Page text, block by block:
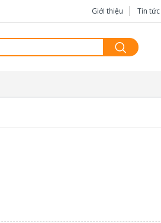
Giới thiệu Tin tức